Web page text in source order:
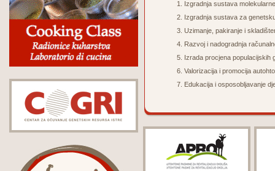
Izgradnja sustava
Izgradnja sustava za
Uzimanje, pakiranje i
Razvoj i nadogradnja
Izrada procjena populacijskih
Valorizacija i promocija
Edukacija i osposobljavanje